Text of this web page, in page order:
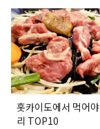
홋카이도에서 먹어
리 TOP10